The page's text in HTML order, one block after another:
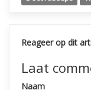
Reageer op dit
Laat
Naam